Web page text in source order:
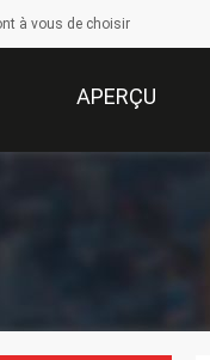
à vous de choisir
APERÇU